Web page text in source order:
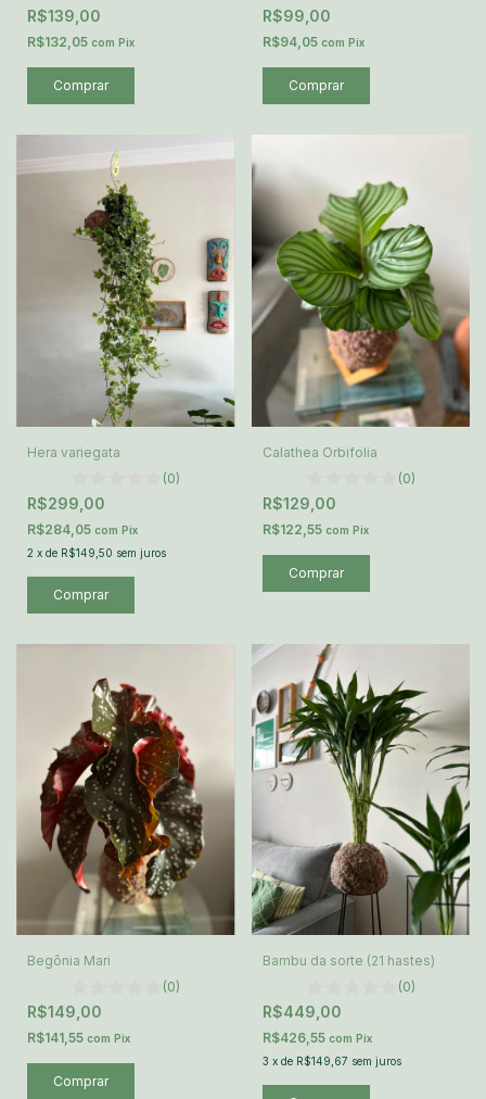
R$139,00
R$132,05 com Pix
R$99,00
R$94,05 com Pix
Hera variegata
(0)
R$299,00
R$284,05 com Pix
2 x de R$149,50 sem juros
Calathea Orbifolia
(0)
R$129,00
R$122,55 com Pix
Begônia Mari
(0)
R$149,00
R$141,55 com Pix
Bambu da sorte (21 hastes)
(0)
R$449,00
R$426,55 com Pix
3 x de R$149,67 sem juros